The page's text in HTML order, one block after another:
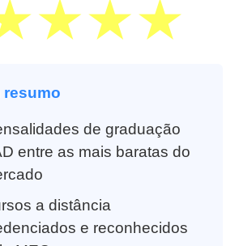
resumo
de graduação
entre as mais baratas do
a distância
e reconhecidos